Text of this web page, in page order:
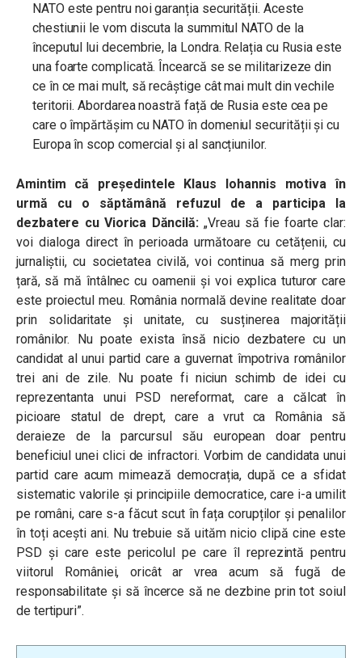
NATO este pentru noi garanția securității. Aceste
chestiunii le vom discuta la summitul NATO de la
începutul lui decembrie, la Londra. Relația cu Rusia este
una foarte complicată. Încearcă se se militarizeze din
ce în ce mai mult, să recâștige cât mai mult din vechile
teritorii. Abordarea noastră față de Rusia este cea pe
care o împărtășim cu NATO în domeniul securității și cu
Europa în scop comercial și al sancțiunilor.
Amintim că președintele Klaus Iohannis motiva în
urmă cu o săptămână refuzul de a participa la
dezbatere cu Viorica Dăncilă: „Vreau să fie foarte clar:
voi dialoga direct în perioada următoare cu cetățenii, cu
jurnaliștii, cu societatea civilă, voi continua să merg prin
țară, să mă întâlnec cu oamenii și voi explica tuturor care
este proiectul meu. România normală devine realitate doar
prin solidaritate și unitate, cu susținerea majorității
românilor. Nu poate exista însă nicio dezbatere cu un
candidat al unui partid care a guvernat împotriva românilor
trei ani de zile. Nu poate fi niciun schimb de idei cu
reprezentanta unui PSD nereformat, care a călcat în
picioare statul de drept, care a vrut ca România să
deraieze de la parcursul său european doar pentru
beneficiul unei clici de infractori. Vorbim de candidata unui
partid care acum mimează democrația, după ce a sfidat
sistematic valorile și principiile democratice, care i-a umilit
pe români, care s-a făcut scut în fața corupților și penalilor
în toți acești ani. Nu trebuie să uităm nicio clipă cine este
PSD și care este pericolul pe care îl reprezintă pentru
viitorul României, oricât ar vrea acum să fugă de
responsabilitate și să încerce să ne dezbine prin tot soiul
de tertipuri”.